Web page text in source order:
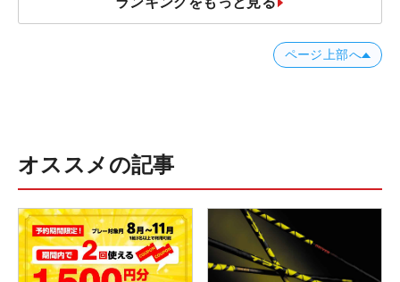
ページ上部へ
オススメの記事